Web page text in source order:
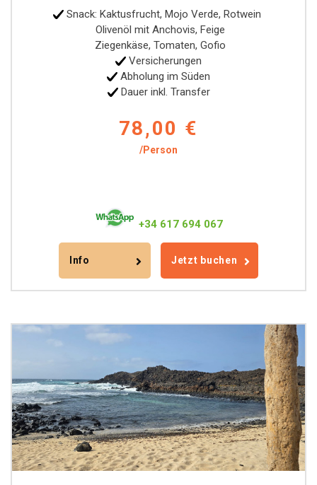
Snack: Kaktusfrucht, Mojo Verde, Rotwein
Olivenöl mit Anchovis, Feige
Ziegenkäse, Tomaten, Gofio
Versicherungen
Abholung im Süden
Dauer inkl. Transfer
78,00 €
/Person
+34 617 694 067
Info Jetzt buchen